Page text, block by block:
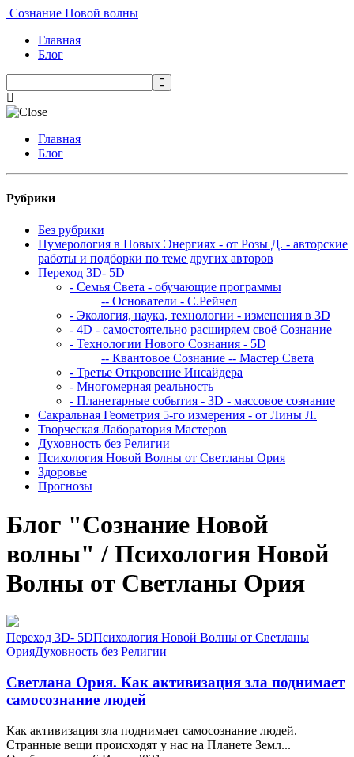
Сознание Новой волны
Главная
Блог
Главная
Блог
Рубрики
Без рубрики
Нумерология в Новых Энергиях - от Розы Д. - авторские
работы и подборки по теме других авторов
Переход 3D- 5D
- Семья Света - обучающие программы
-- Основатели - С.Рейчел
- Экология, наука, технологии - изменения в 3D
- 4D - самостоятельно расширяем своё Сознание
- Технологии Нового Сознания - 5D
-- Квантовое Сознание -- Мастер Света
- Третье Откровение Инсайдера
- Многомерная реальность
- Планетарные события - 3D - массовое сознание
Сакральная Геометрия 5-го измерения - от Лины Л.
Творческая Лаборатория Мастеров
Духовность без Религии
Психология Новой Волны от Светланы Ория
Здоровье
Прогнозы
Блог "Сознание Новой
волны" / Психология Новой
Волны от Светланы Ория
Переход 3D- 5DПсихология Новой Волны от Светланы
ОрияДуховность без Религии
Светлана Ория. Как активизация зла поднимает
самосознание людей
Как активизация зла поднимает самосознание людей.
Странные вещи происходят у нас на Планете Земл...